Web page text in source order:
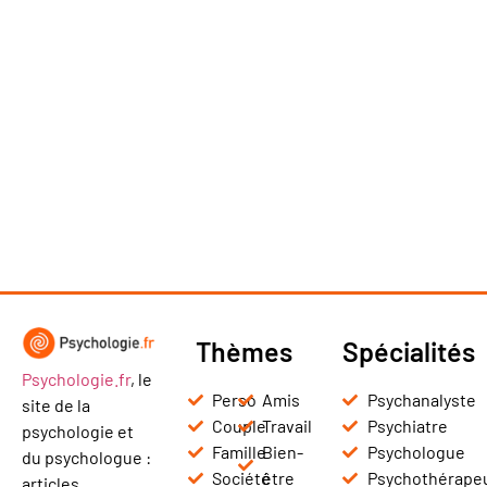
Psychologie.fr, le
site de la
psychologie et
du psychologue :
Thèmes
Perso
Couple
Famille
Société
Amis
Travail
Bien-
être
Spécialités
Psychanalyste
Psychiatre
Psychologue